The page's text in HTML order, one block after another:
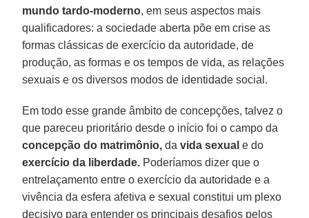
mundo tardo-moderno, em seus aspectos mais
qualificadores: a sociedade aberta põe em crise as
formas clássicas de exercício da autoridade, de
produção, as formas e os tempos de vida, as relações
sexuais e os diversos modos de identidade social.
Em todo esse grande âmbito de concepções, talvez o
que pareceu prioritário desde o início foi o campo da
concepção do matrimônio, davida sexual e do
exercício da liberdade. Poderíamos dizer que o
entrelaçamento entre o exercício da autoridade e a
vivência da esfera afetiva e sexual constitui um plexo
decisivo para entender os principais desafios pelos